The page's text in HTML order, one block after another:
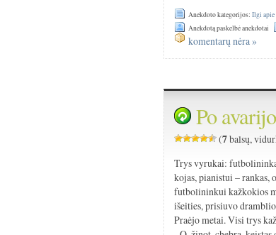
Anekdoto kategorijos:Ilgi apie
Anekdotą paskelbė anekdotai
komentarų nėra »
Po
(7balsų,
Trys vyrukai:
kojas, pianistui –
futbolininkui kažkokios
išeities, prisiuvo
Praėjo metai. Visi trys